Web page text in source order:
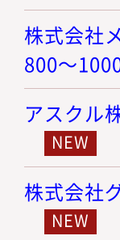
株式会社
800～
アスクル
株式会社